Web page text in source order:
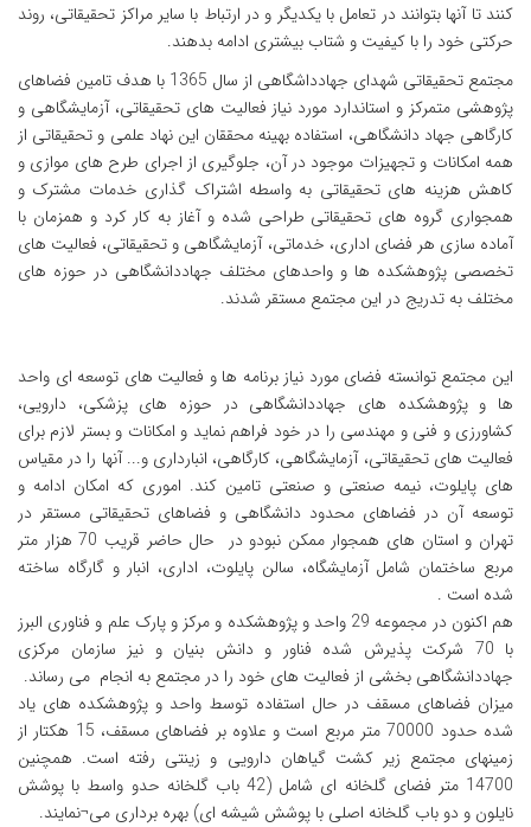
کنند تا آنها بتوانند در تعامل با یکدیگر و در ارتباط با سایر مراکز تحقیقاتی، روند
حرکتی خود را با کیفیت و شتاب بیشتری ادامه بدهند.
مجتمع تحقیقاتی شهدای جهادداشگاهی از سال 1365 با هدف تامین فضاهای
پژوهشی متمرکز و استاندارد مورد نیاز فعالیت های تحقیقاتی، آزمایشگاهی و
کارگاهی جهاد دانشگاهی، استفاده بهینه محققان این نهاد علمی و تحقیقاتی از
همه امکانات و تجهیزات موجود در آن، جلوگیری از اجرای طرح های موازی و
کاهش هزینه های تحقیقاتی به واسطه اشتراک گذاری خدمات مشترک و
همجواری گروه های تحقیقاتی طراحی شده و آغاز به کار کرد و همزمان با
آماده سازی هر فضای اداری، خدماتی، آزمایشگاهی و تحقیقاتی، فعالیت های
تخصصی پژوهشکده ها و واحدهای مختلف جهاددانشگاهی در حوزه های
مختلف به تدریج در این مجتمع مستقر شدند.
این مجتمع توانسته فضای مورد نیاز برنامه ها و فعالیت های توسعه ای واحد
ها و پژوهشکده های جهاددانشگاهی در حوزه های پزشکی، دارویی،
کشاورزی و فنی و مهندسی را در خود فراهم نماید و امکانات و بستر لازم برای
فعالیت های تحقیقاتی، آزمایشگاهی، کارگاهی، انبارداری و... آنها را در مقیاس
های پایلوت، نیمه صنعتی و صنعتی تامین کند. اموری که امکان ادامه و
توسعه آن در فضاهای محدود دانشگاهی و فضاهای تحقیقاتی مستقر در
تهران و استان های همجوار ممکن نبودو در حال حاضر قریب 70 هزار متر
مربع ساختمان شامل آزمایشگاه، سالن پایلوت، اداری، انبار و گارگاه ساخته
شده است .
هم اکنون در مجموعه 29 واحد و پژوهشکده و مرکز و پارک علم و فناوری البرز
با 70 شرکت پذیرش شده فناور و دانش بنیان و نیز سازمان مرکزی
جهاددانشگاهی بخشی از فعالیت های خود را در مجتمع به انجام می رساند.
میزان فضاهای مسقف در حال استفاده توسط واحد و پژوهشکده های یاد
شده حدود 70000 متر مربع است و علاوه بر فضاهای مسقف، 15 هکتار از
زمینهای مجتمع زیر کشت گیاهان دارویی و زینتی رفته است. همچنین
14700 متر فضای گلخانه ای شامل (42 باب گلخانه حدو واسط با پوشش
نایلون و دو باب گلخانه اصلی با پوشش شیشه ای) بهره برداری می¬نمایند.